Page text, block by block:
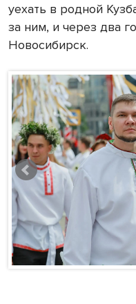
уехать в родной
за ним, и через два
Новосибирск.